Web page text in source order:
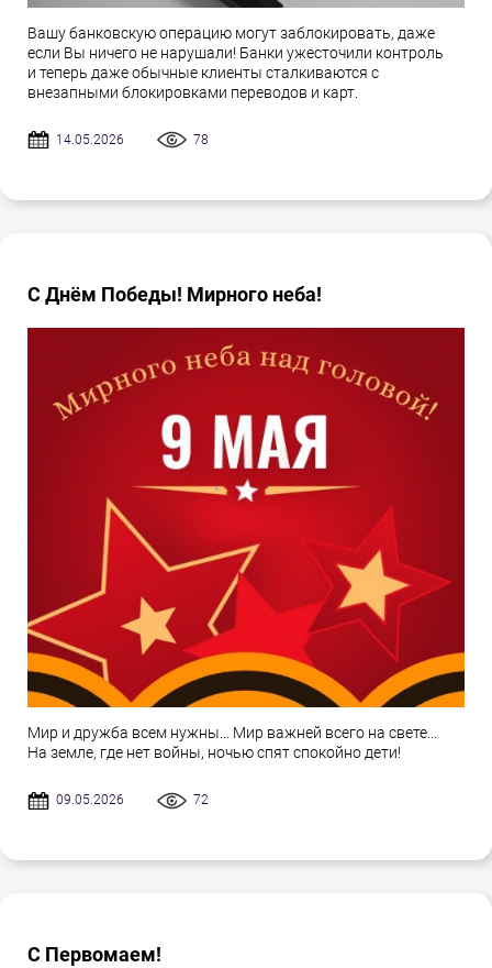
Вашу банковскую операцию могут заблокировать, даже
если Вы ничего не нарушали! Банки ужесточили контроль
и теперь даже обычные клиенты сталкиваются с
внезапными блокировками переводов и карт.
14.05.2026 78
С Днём Победы! Мирного неба!
Мир и дружба всем нужны... Мир важней всего на свете...
На земле, где нет войны, ночью спят спокойно дети!
09.05.2026 72
С Первомаем!